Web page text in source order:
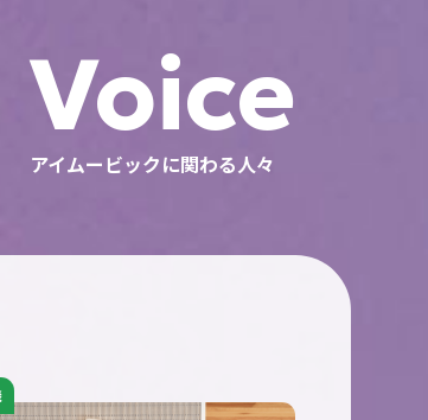
Voice
アイムービックに関わる人々